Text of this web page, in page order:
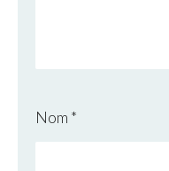
Nom *